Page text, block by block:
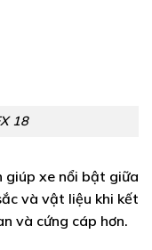
18
giúp xe nổi bật giữa
và vật liệu khi kết
và cứng cáp hơn.